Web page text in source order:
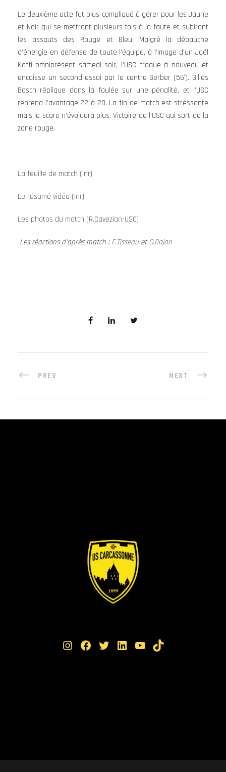
Le deuxième acte fut plus compliqué à gérer pour les Jaune
et Noir qui se mettront plusieurs fois à la faute et subiront
les assauts des Rouge et Bleu. Malgré la débauche
d’énergie en défense de toute l’équipe, à l’image d’un Joël
Koffi omniprésent samedi soir, l’USC craque à nouveau et
encaisse un second essai par le centre Gerber (56′). Gilles
Bosch réplique dans la foulée sur une pénalité, et l’USC
reprend l’avantage 22 à 20. La fin de match est stressante
mais le score n’évoluera plus. Victoire de l’USC qui sort de la
zone rouge.
La feuille de match (lnr)
Le résumé vidéo (lnr)
Les photos du match (R.Cavezian-USC)
Les réactions d’après match : F.TisseauetC.Gajan
PREV NEXT
Instagram Facebook Twitter LinkedIn YouTube TikTok